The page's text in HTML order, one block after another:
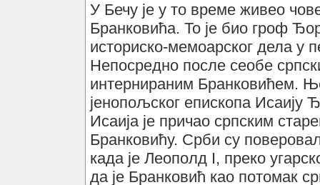
У Бечу је у то време живео
Бранковића. То је био гроф
историско-мемоарског дела у
Непосредно после сеобе
интернираним Бранковићем.
јенопољског епископа Исаију
Исаија је причао српским
Бранковићу. Срби су
када је Леополд I, преко
да је Бранковић као потомак